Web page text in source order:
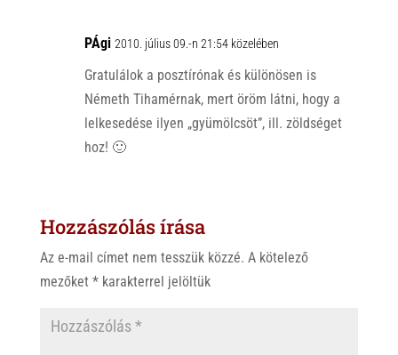
PÁgi 2010. július 09.-n 21:54 közelében
Gratulálok a posztírónak és különösen is
Németh Tihamérnak, mert öröm látni, hogy a
lelkesedése ilyen „gyümölcsöt”, ill. zöldséget
hoz! 🙂
Hozzászólás írása
Az e-mail címet nem tesszük közzé. A kötelező
mezőket *karakterrel jelöltük